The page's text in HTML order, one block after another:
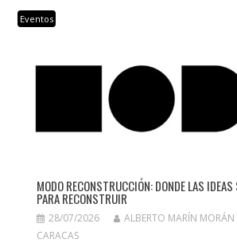
Eventos
MODO RECONSTRUCCIÓN: DONDE LAS IDEAS
PARA RECONSTRUIR
28/07/2026 ALBERTO MARÍN MORÁN
CARACAS